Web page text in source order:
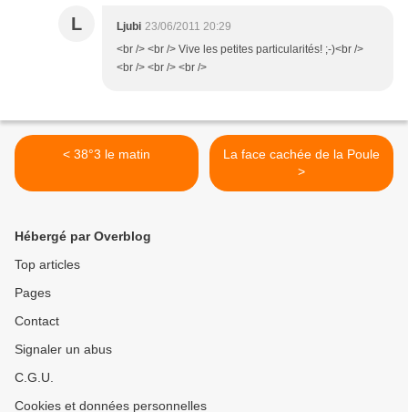
L Ljubi 23/06/2011 20:29
<br /> <br /> Vive les petites particularités! ;-)<br />
<br /> <br /> <br />
< 38°3 le matin
La face cachée de la Poule
>
Hébergé par Overblog
Top articles
Pages
Contact
Signaler un abus
C.G.U.
Cookies et données personnelles